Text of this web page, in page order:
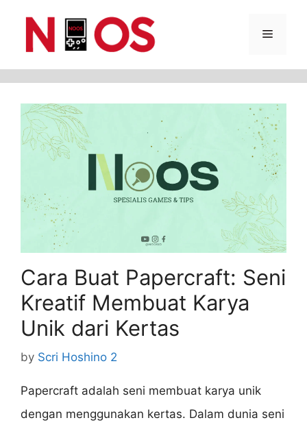
Menu
Cara Buat Papercraft: Seni
Kreatif Membuat Karya
Unik dari Kertas
by Scri Hoshino 2
Papercraft adalah seni membuat karya unik
dengan menggunakan kertas. Dalam dunia seni